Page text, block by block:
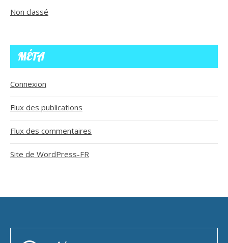
Non classé
MÉTA
Connexion
Flux des publications
Flux des commentaires
Site de WordPress-FR